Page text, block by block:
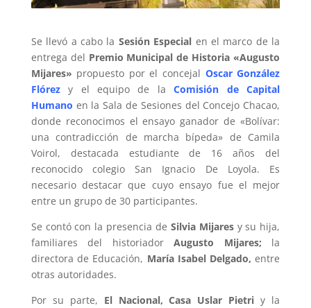
Se llevó a cabo la Sesión Especial en el marco de la
entrega del Premio Municipal de Historia «Augusto
Mijares» propuesto por el concejal Oscar González
Flórezy el equipo de laComisión de Capital
Humano en la Sala de Sesiones del Concejo Chacao,
donde reconocimos el ensayo ganador de «Bolívar:
una contradicción de marcha bípeda» de Camila
Voirol, destacada estudiante de 16 años del
reconocido colegio San Ignacio De Loyola. Es
necesario destacar que cuyo ensayo fue el mejor
entre un grupo de 30 participantes.
Se contó con la presencia de Silvia Mijaresy su hija,
familiares del historiadorAugusto Mijares; la
directora de Educación, María Isabel Delgado, entre
otras autoridades.
Por su parte, El Nacional, Casa Uslar Pietri y la